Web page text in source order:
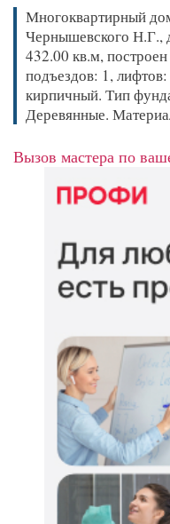
Многоквартирный
Чернышевского Н.Г.,
432.00 кв.м,
подъездов: 1,
кирпичный. Тип
Деревянные.
Вызов мастера по